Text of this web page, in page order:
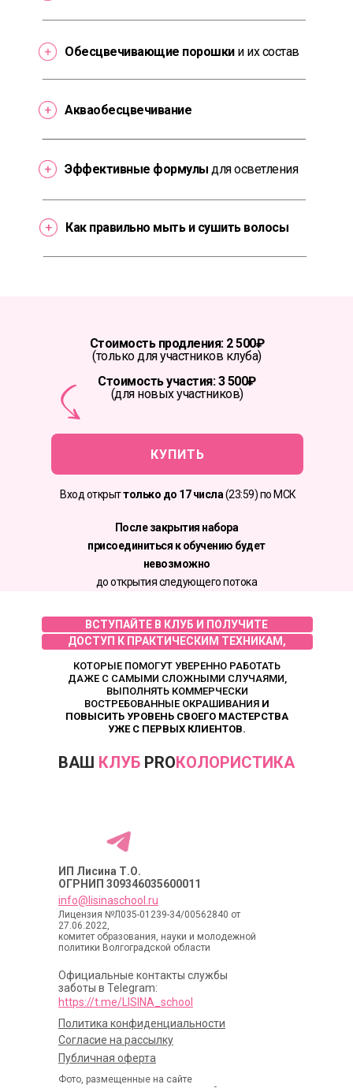
Обесцвечивающие порошки и их состав
Как правильно мыть и сушить волосы
Эффективные формулы для осветления
Акваобесцвечивание
Стоимость продления: 2 500₽
(только для участников клуба)
Стоимость участия: 3 500₽
(для новых участников)
После закрытия набора
присоединиться к обучению будет
невозможно
до открытия следующего потока
Вход открыттолько до 17 числа(23:59) по МСК
КУПИТЬ
КОТОРЫЕ ПОМОГУТ УВЕРЕННО РАБОТАТЬ
ДАЖЕ С САМЫМИ СЛОЖНЫМИ СЛУЧАЯМИ,
ВЫПОЛНЯТЬ КОММЕРЧЕСКИ
ВОСТРЕБОВАННЫЕ ОКРАШИВАНИЯ И
ПОВЫСИТЬ УРОВЕНЬ СВОЕГО МАСТЕРСТВА
УЖЕ С ПЕРВЫХ КЛИЕНТОВ.
ВСТУПАЙТЕ В КЛУБ И ПОЛУЧИТЕ
ДОСТУП К ПРАКТИЧЕСКИМ ТЕХНИКАМ,
ВАШ КЛУБ PROКОЛОРИСТИКА
ИП Лисина Т.О.
ОГРНИП 309346035600011
info@lisinaschool.ru
Политика конфиденциальности
Согласие на рассылку
Публичная оферта
https://t.me/LISINA_school
Лицензия №Л035-01239-34/00562840 от
27.06.2022,
комитет образования, науки и молодежной
политики Волгоградской области
Фото, размещенные на сайте
Официальные контакты службы
заботы в Telegram: